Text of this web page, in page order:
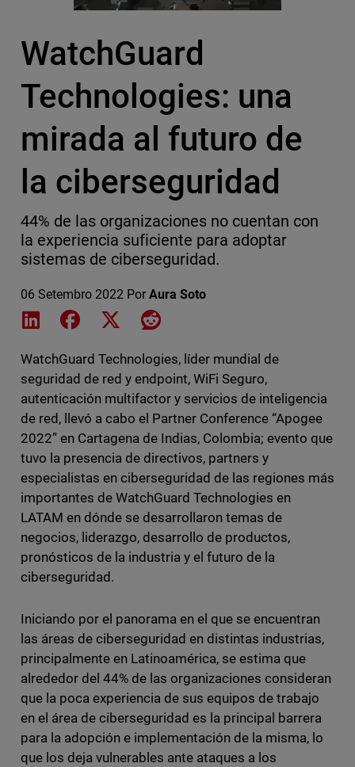
WatchGuard
Technologies: una
mirada al futuro de
la ciberseguridad
44% de las organizaciones no cuentan con
la experiencia suficiente para adoptar
sistemas de ciberseguridad.
06 Setembro 2022 Por Aura Soto
Share on LinkedIn
Share on Facebook
Share on XShare on Reddit
WatchGuard Technologies, líder mundial de
seguridad de red y endpoint, WiFi Seguro,
autenticación multifactor y servicios de inteligencia
de red, llevó a cabo el Partner Conference “Apogee
2022” en Cartagena de Indias, Colombia; evento que
tuvo la presencia de directivos, partners y
especialistas en ciberseguridad de las regiones más
importantes de WatchGuard Technologies en
LATAM en dónde se desarrollaron temas de
negocios, liderazgo, desarrollo de productos,
pronósticos de la industria y el futuro de la
ciberseguridad.
Iniciando por el panorama en el que se encuentran
las áreas de ciberseguridad en distintas industrias,
principalmente en Latinoamérica, se estima que
alrededor del 44% de las organizaciones consideran
que la poca experiencia de sus equipos de trabajo
en el área de ciberseguridad es la principal barrera
para la adopción e implementación de la misma, lo
que los deja vulnerables ante ataques a los